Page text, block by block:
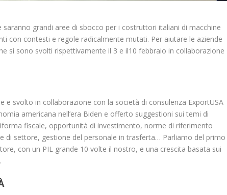
grandi aree di sbocco per i costruttori italiani di macchine
con contesti e regole radicalmente mutati. Per aiutare le aziende
si sono svolti rispettivamente il 3 e il10 febbraio in collaborazione
svolto in collaborazione con la società di consulenza ExportUSA
americana nell’era Biden e offerto suggestioni sui temi di
fiscale, opportunità di investimento, norme di riferimento
di settore, gestione del personale in trasferta… Parliamo del primo
con un PIL grande 10 volte il nostro, e una crescita basata sui